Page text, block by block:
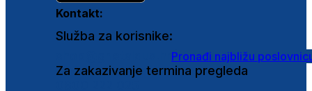
Kontakt:
Služba za korisnike:
Pronađi najbližu
Za zakazivanje termina pregleda